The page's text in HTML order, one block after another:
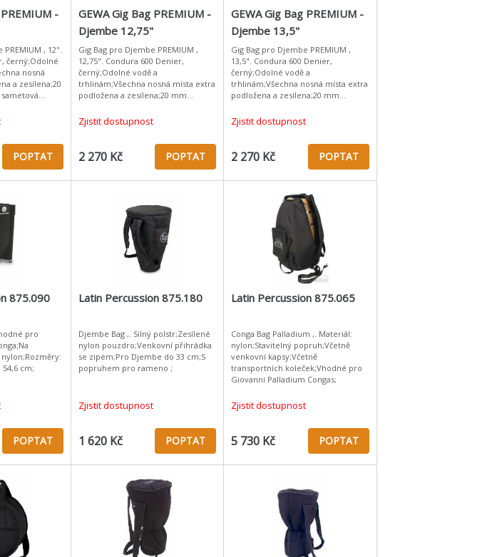
-
, 12".
černý;Odolné
nosná
a zesílena;20
na záda;Polstr
POPTAT
GEWA Gig Bag PREMIUM -
Djembe 12,75"
Gig Bag pro Djembe PREMIUM ,
12,75". Condura 600 Denier,
černý;Odolné vodě a
trhlinám;Všechna nosná místa extra
podložena a zesílena;20 mm
podšívka;Popruh s ramenní
podložkou;Garnitura na záda;Pol
Zjistit dostupnost
2 270 Kč POPTAT
GEWA Gig Bag PREMIUM -
Djembe 13,5"
Gig Bag pro Djembe PREMIUM ,
13,5". Condura 600 Denier,
černý;Odolné vodě a
trhlinám;Všechna nosná místa extra
podložena a zesílena;20 mm
podšívka;Popruh s ramenní
podložkou;Garnitura na záda;Pols
Zjistit dostupnost
2 270 Kč POPTAT
875.090
pro
54,6 cm;
POPTAT
Latin Percussion 875.180
Djembe Bag ,. Silný polstr;Zesílené
nylon pouzdro;Venkovní přihrádka
se zipem;Pro Djembe do 33 cm;S
popruhem pro rameno ;
Zjistit dostupnost
1 620 Kč POPTAT
Latin Percussion 875.065
Conga Bag Palladium ,. Materiál:
nylon;Stavitelný popruh;Včetně
venkovní kapsy;Včetně
transportních koleček;Vhodné pro
Giovanni Palladium Congas;
Zjistit dostupnost
5 730 Kč POPTAT